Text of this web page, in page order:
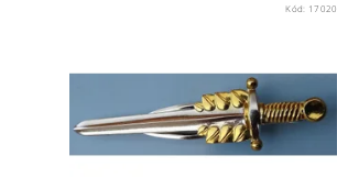
Kód: 17020